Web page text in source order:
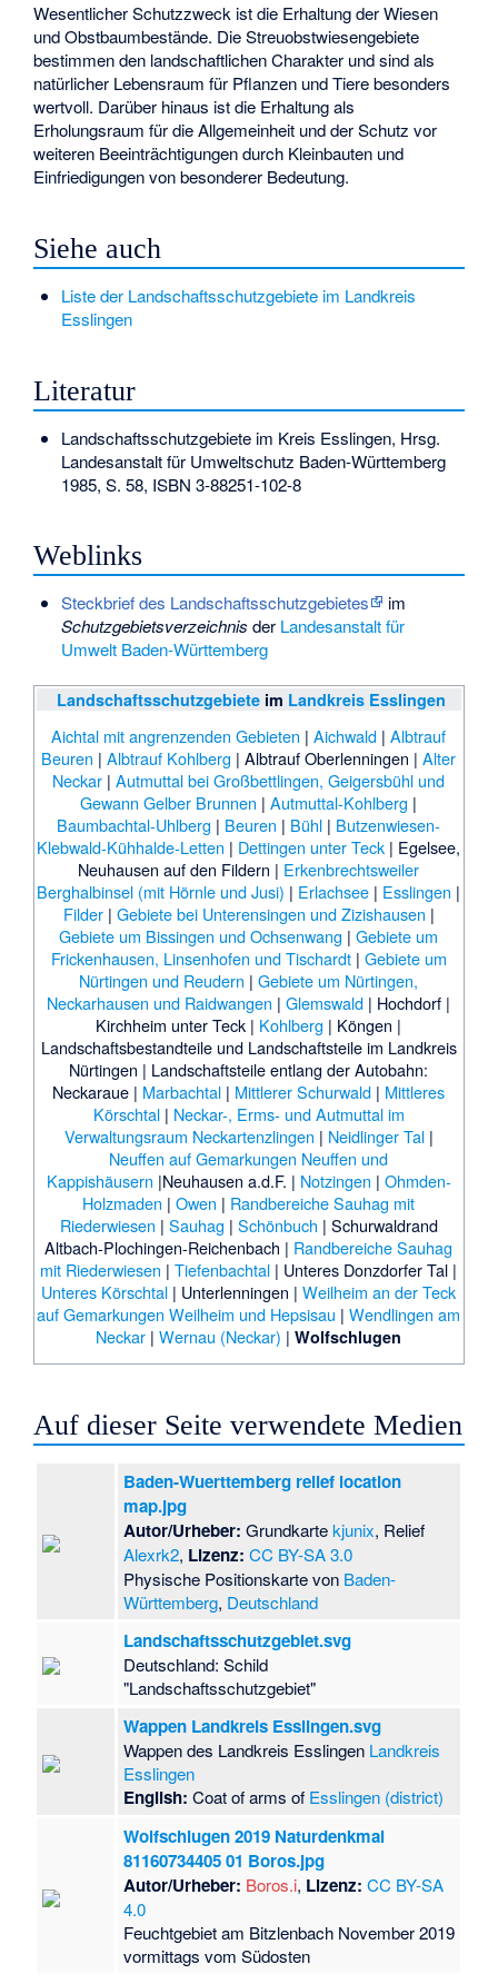
Wesentlicher Schutzzweck ist die Erhaltung der Wiesen
und Obstbaumbestände. Die Streuobstwiesengebiete
bestimmen den landschaftlichen Charakter und sind als
natürlicher Lebensraum für Pflanzen und Tiere besonders
wertvoll. Darüber hinaus ist die Erhaltung als
Erholungsraum für die Allgemeinheit und der Schutz vor
weiteren Beeinträchtigungen durch Kleinbauten und
Einfriedigungen von besonderer Bedeutung.
Siehe auch
Liste der Landschaftsschutzgebiete im Landkreis
Esslingen
Literatur
Landschaftsschutzgebiete im Kreis Esslingen, Hrsg.
Landesanstalt für Umweltschutz Baden-Württemberg
1985, S. 58, ISBN 3-88251-102-8
Weblinks
Steckbrief des Landschaftsschutzgebietes
im
Schutzgebietsverzeichnis der Landesanstalt für
Umwelt Baden-Württemberg
Landschaftsschutzgebiete im Landkreis Esslingen
Aichtal mit angrenzenden Gebieten |Aichwald |Albtrauf
Beuren |Albtrauf Kohlberg |Albtrauf Oberlenningen |Alter
Neckar |Autmuttal bei Großbettlingen, Geigersbühl und
Gewann Gelber Brunnen |Autmuttal-Kohlberg |
Baumbachtal-Uhlberg | Beuren | Bühl | Butzenwiesen-
Klebwald-Kühhalde-Letten | Dettingen unter Teck | Egelsee,
Neuhausen auf den Fildern | Erkenbrechtsweiler
Berghalbinsel (mit Hörnle und Jusi) | Erlachsee | Esslingen |
Filder| Gebiete bei Unterensingen und Zizishausen |
Gebiete um Bissingen und Ochsenwang |Gebiete um
Frickenhausen, Linsenhofen und Tischardt| Gebiete um
Nürtingen und Reudern |Gebiete um Nürtingen,
Neckarhausen und Raidwangen |Glemswald | Hochdorf |
Kirchheim unter Teck | Kohlberg | Köngen |
Landschaftsbestandteile und Landschaftsteile im Landkreis
Nürtingen | Landschaftsteile entlang der Autobahn:
Neckaraue | Marbachtal | Mittlerer Schurwald | Mittleres
Körschtal| Neckar-, Erms- und Autmuttal im
Verwaltungsraum Neckartenzlingen | Neidlinger Tal|
Neuffen auf Gemarkungen Neuffen und
Kappishäusern |Neuhausen a.d.F. | Notzingen | Ohmden-
Holzmaden |Owen | Randbereiche Sauhag mit
Riederwiesen | Sauhag | Schönbuch | Schurwaldrand
Altbach-Plochingen-Reichenbach | Randbereiche Sauhag
mit Riederwiesen |Tiefenbachtal | Unteres Donzdorfer Tal |
Unteres Körschtal | Unterlenningen |Weilheim an der Teck
auf Gemarkungen Weilheim und Hepsisau |Wendlingen am
Neckar |Wernau (Neckar) |Wolfschlugen
Auf dieser Seite verwendete Medien
Baden-Wuerttemberg relief location
map.jpg
Autor/Urheber: Grundkartekjunix, Relief
Alexrk2, Lizenz: CC BY-SA 3.0
Physische Positionskarte von Baden-
Württemberg, Deutschland
Landschaftsschutzgebiet.svg
Deutschland: Schild
"Landschaftsschutzgebiet"
Wappen Landkreis Esslingen.svg
Wappen des Landkreis Esslingen Landkreis
Esslingen
English:Coat of arms of Esslingen (district)
Wolfschlugen 2019 Naturdenkmal
81160734405 01 Boros.jpg
Autor/Urheber: Boros.i, Lizenz: CC BY-SA
4.0
Feuchtgebiet am Bitzlenbach November 2019
vormittags vom Südosten